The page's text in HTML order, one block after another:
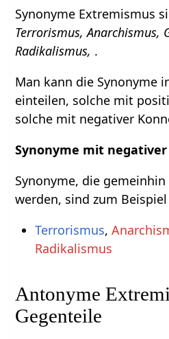
Synonyme Extremismus
Terrorismus, Anarchismus,
Radikalismus, .
Man kann die Synonyme
einteilen, solche mit
solche mit negativer
Synonyme mit
Synonyme, die
werden, sind zum Beispiel
Terrorismus,
Radikalismus
Antonyme
Gegenteile